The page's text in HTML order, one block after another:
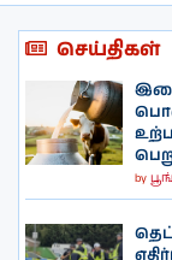
செய்திகள்
by